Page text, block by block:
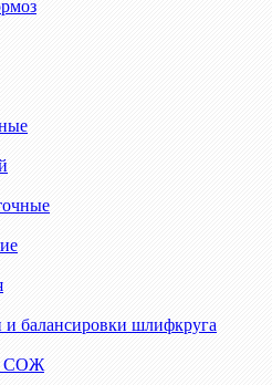
балансировки шлифкруга
СОЖ